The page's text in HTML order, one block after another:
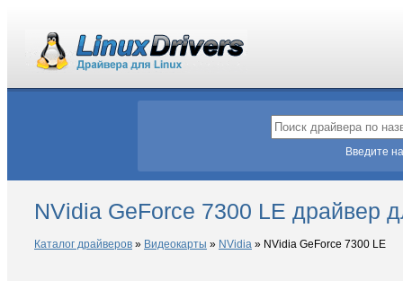
Введите
NVidia GeForce 7300 LE драйвер
Каталог драйверов » Видеокарты » NVidia » NVidia GeForce 7300 LE